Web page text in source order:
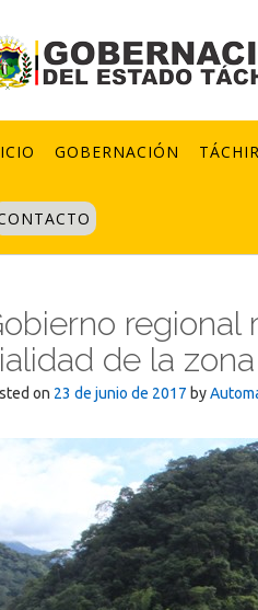
GOBERNACIÓN
regional
de la
on 23 de junio de 2017 by